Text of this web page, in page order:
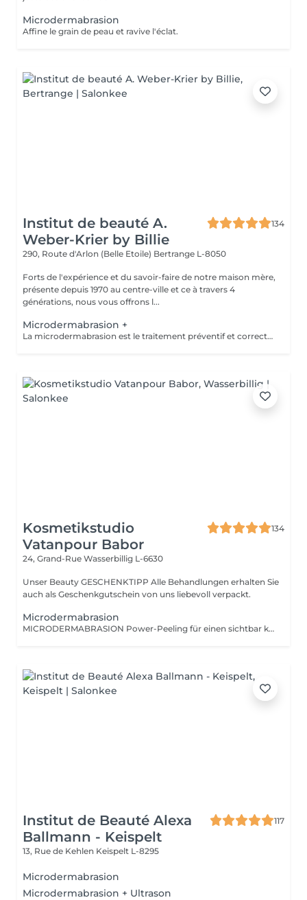
Microdermabrasion
Affine le grain de peau et ravive l'éclat.
Institut de beauté A.
Weber-Krier by Billie
134
290, Route d'Arlon (Belle Etoile) Bertrange L-8050
Forts de l'expérience et du savoir-faire de notre maison mère,
présente depuis 1970 au centre-ville et ce à travers 4
générations, nous vous offrons l...
Microdermabrasion +
La microdermabrasion est le traitement préventif et correctif par excellence. Elle stimule la régénération cellulaire et la production de cellules jeunes. À l'aide soit d'un jet de microcristaux projetés sur la peau soit d'une tête diamantée, la microdermabrasion enlève toutes les cellules mortes. Dès le premier traitement, la peau est plus éclatante, plus douce et visiblement exfoliée.
Kosmetikstudio
Vatanpour Babor
134
24, Grand-Rue Wasserbillig L-6630
Unser Beauty GESCHENKTIPP Alle Behandlungen erhalten Sie
auch als Geschenkgutschein von uns liebevoll verpackt.
Microdermabrasion
MICRODERMABRASION Power-Peeling für einen sichtbar klaren und reinen Tent. Ihre Haut fühlt sich zart, fein und ebenmäßig an. Ob tiefe Fältchen und Linien, Unreinheiten, Narben, Pigmentflecken oder Altersflecken - durch sehr präzise, aber dennoch sanfte Abtragung der oberen Hautzellen werden Regenerationsprozesse in der Haut spürbar angeregt.
Institut de Beauté Alexa
Ballmann - Keispelt
117
13, Rue de Kehlen Keispelt L-8295
Microdermabrasion
Microdermabrasion + Ultrason